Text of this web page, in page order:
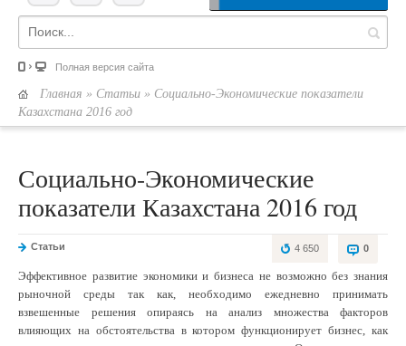
Полная версия сайта
Главная » Статьи » Социально-Экономические показатели
Казахстана 2016 год
Социально-Экономические
показатели Казахстана 2016 год
0
4 650
Статьи
Эффективное развитие экономики и бизнеса не возможно без знания
рыночной среды так как, необходимо ежедневно принимать
взвешенные решения опираясь на анализ множества факторов
влияющих на обстоятельства в котором функционирует бизнес, как